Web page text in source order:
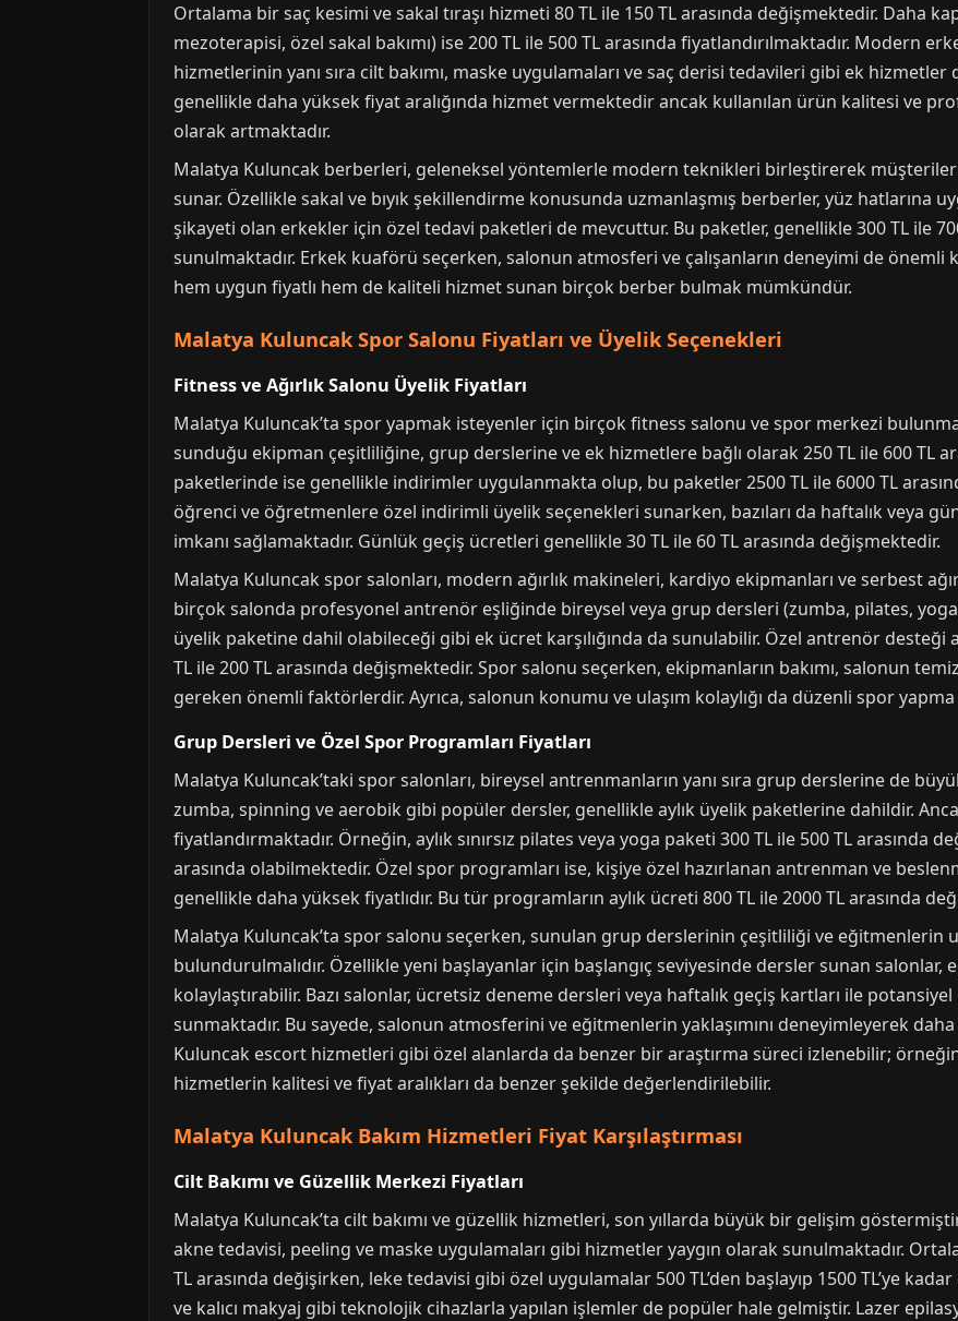
Ortalama bir saç kesimi ve sakal tıraşı hizmeti 80 TL ile 150 TL arasında değişmektedir. Daha
mezoterapisi, özel sakal bakımı) ise 200 TL ile 500 TL arasında fiyatlandırılmaktadır. Modern
hizmetlerinin yanı sıra cilt bakımı, maske uygulamaları ve saç derisi tedavileri gibi ek hizmetler
genellikle daha yüksek fiyat aralığında hizmet vermektedir ancak kullanılan ürün kalitesi ve
olarak artmaktadır.
Malatya Kuluncak berberleri, geleneksel yöntemlerle modern teknikleri birleştirerek
sunar. Özellikle sakal ve bıyık şekillendirme konusunda uzmanlaşmış berberler, yüz hatlarına
şikayeti olan erkekler için özel tedavi paketleri de mevcuttur. Bu paketler, genellikle 300 TL ile
sunulmaktadır. Erkek kuaförü seçerken, salonun atmosferi ve çalışanların deneyimi de önemli
hem uygun fiyatlı hem de kaliteli hizmet sunan birçok berber bulmak mümkündür.
Malatya Kuluncak Spor Salonu Fiyatları ve Üyelik Seçenekleri
Fitness ve Ağırlık Salonu Üyelik Fiyatları
Malatya Kuluncak’ta spor yapmak isteyenler için birçok fitness salonu ve spor merkezi
sunduğu ekipman çeşitliliğine, grup derslerine ve ek hizmetlere bağlı olarak 250 TL ile 600 TL
paketlerinde ise genellikle indirimler uygulanmakta olup, bu paketler 2500 TL ile 6000 TL
öğrenci ve öğretmenlere özel indirimli üyelik seçenekleri sunarken, bazıları da haftalık veya
imkanı sağlamaktadır. Günlük geçiş ücretleri genellikle 30 TL ile 60 TL arasında değişmektedir.
Malatya Kuluncak spor salonları, modern ağırlık makineleri, kardiyo ekipmanları ve serbest
birçok salonda profesyonel antrenör eşliğinde bireysel veya grup dersleri (zumba, pilates,
üyelik paketine dahil olabileceği gibi ek ücret karşılığında da sunulabilir. Özel antrenör
TL ile 200 TL arasında değişmektedir. Spor salonu seçerken, ekipmanların bakımı, salonun
gereken önemli faktörlerdir. Ayrıca, salonun konumu ve ulaşım kolaylığı da düzenli spor yapma
Grup Dersleri ve Özel Spor Programları Fiyatları
Malatya Kuluncak’taki spor salonları, bireysel antrenmanların yanı sıra grup derslerine de
zumba, spinning ve aerobik gibi popüler dersler, genellikle aylık üyelik paketlerine dahildir.
fiyatlandırmaktadır. Örneğin, aylık sınırsız pilates veya yoga paketi 300 TL ile 500 TL arasında
arasında olabilmektedir. Özel spor programları ise, kişiye özel hazırlanan antrenman ve
genellikle daha yüksek fiyatlıdır. Bu tür programların aylık ücreti 800 TL ile 2000 TL arasında
Malatya Kuluncak’ta spor salonu seçerken, sunulan grup derslerinin çeşitliliği ve eğitmenlerin
bulundurulmalıdır. Özellikle yeni başlayanlar için başlangıç seviyesinde dersler sunan salonlar,
kolaylaştırabilir. Bazı salonlar, ücretsiz deneme dersleri veya haftalık geçiş kartları ile potansiyel
sunmaktadır. Bu sayede, salonun atmosferini ve eğitmenlerin yaklaşımını deneyimleyerek
Kuluncak escort hizmetleri gibi özel alanlarda da benzer bir araştırma süreci izlenebilir;
hizmetlerin kalitesi ve fiyat aralıkları da benzer şekilde değerlendirilebilir.
Malatya Kuluncak Bakım Hizmetleri Fiyat Karşılaştırması
Cilt Bakımı ve Güzellik Merkezi Fiyatları
Malatya Kuluncak’ta cilt bakımı ve güzellik hizmetleri, son yıllarda büyük bir gelişim
akne tedavisi, peeling ve maske uygulamaları gibi hizmetler yaygın olarak sunulmaktadır.
TL arasında değişirken, leke tedavisi gibi özel uygulamalar 500 TL’den başlayıp 1500 TL’ye
ve kalıcı makyaj gibi teknolojik cihazlarla yapılan işlemler de popüler hale gelmiştir. Lazer